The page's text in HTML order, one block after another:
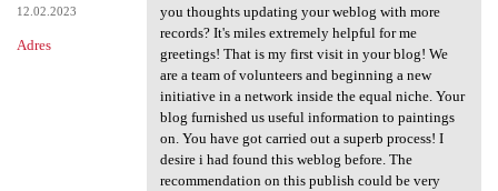
12.02.2023
Adres
you thoughts updating your weblog with more
records? It's miles extremely helpful for me
greetings! That is my first visit in your blog! We
are a team of volunteers and beginning a new
initiative in a network inside the equal niche. Your
blog furnished us useful information to paintings
on. You have got carried out a superb process! I
desire i had found this weblog before. The
recommendation on this publish could be very